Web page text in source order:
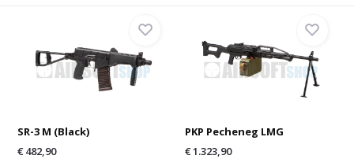
SR-3 M (Black)
€ 482,90
PKP Pecheneg LMG
€ 1.323,90